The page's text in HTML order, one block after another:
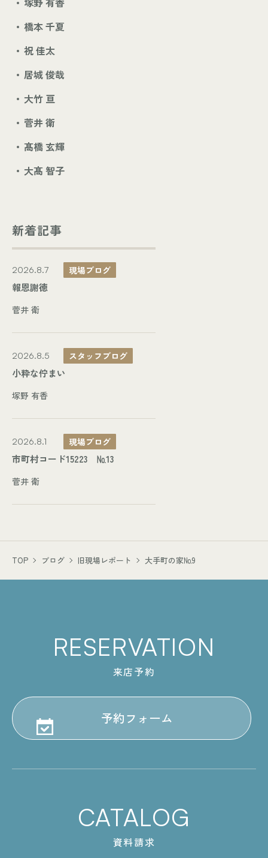
橋本 千夏
祝 佳太
居城 俊哉
大竹 亘
菅井 衛
髙橋 玄輝
大髙 智子
新着記事
2026.8.7 現場ブログ
報恩謝徳
菅井 衛
2026.8.5 スタッフブログ
小粋な佇まい
塚野 有香
2026.8.1 現場ブログ
市町村コード15223 №13
菅井 衛
TOP ブログ 旧現場レポート 大手町の家№9
RESERVATION
来店予約
予約フォーム
CATALOG
資料請求